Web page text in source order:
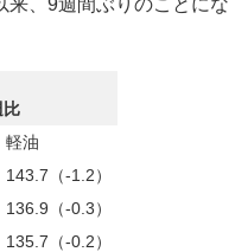
来、9週間ぶりのことにな
比
軽油
143.7（-1.2）
136.9（-0.3）
135.7（-0.2）